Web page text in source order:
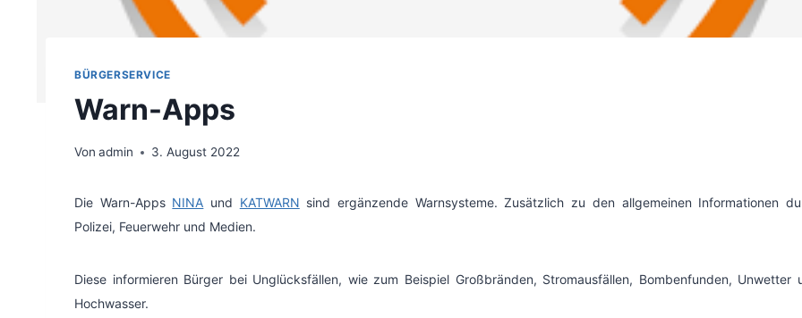
BÜRGERSERVICE
Warn-Apps
Von admin 3. August 2022
Die Warn-Apps NINA und KATWARN sind ergänzende Warnsysteme. Zusätzlich zu den allgemeinen Informationen
Polizei, Feuerwehr und Medien.
Diese informieren Bürger bei Unglücksfällen, wie zum Beispiel Großbränden, Stromausfällen, Bombenfunden, Unwetter
Hochwasser.